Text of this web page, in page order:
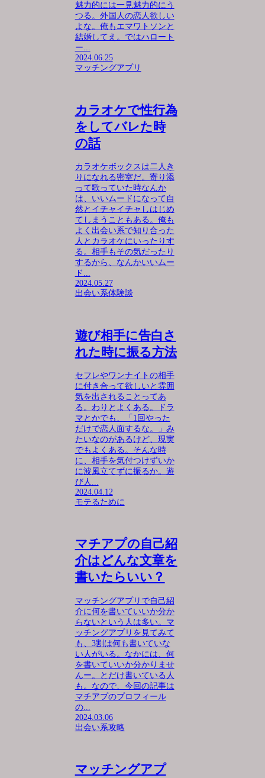
魅力的には一見魅力的にう
つる。外国人の恋人欲しい
よな。俺もエマワトソンと
結婚してえ。ではハロート
ー...
2024.06.25
マッチングアプリ
カラオケで性行為
をしてバレた時
の話
カラオケボックスは二人き
りになれる密室だ。寄り添
って歌っていた時なんか
は、いいムードになって自
然とイチャイチャしはじめ
てしまうこともある。俺も
よく出会い系で知り合った
人とカラオケにいったりす
る。相手もその気だったり
するから、なんかいいムー
ド...
2024.05.27
出会い系体験談
遊び相手に告白さ
れた時に振る方法
セフレやワンナイトの相手
に付き合って欲しいと雰囲
気を出されることってあ
る。わりとよくある。ドラ
マとかでも、「1回やった
だけで恋人面するな。」み
たいなのがあるけど、現実
でもよくある。そんな時
に、相手を気付つけずいか
に波風立てずに振るか。遊
び人...
2024.04.12
モテるために
マチアプの自己紹
介はどんな文章を
書いたらいい？
マッチングアプリで自己紹
介に何を書いていいか分か
らないという人は多い。マ
ッチングアプリを見てみて
も、3割は何も書いていな
い人がいる。なかには、何
を書いていいか分かりませ
んー。とだけ書いている人
も。なので、今回の記事は
マチアプのプロフィール
の...
2024.03.06
出会い系攻略
マッチングアプ